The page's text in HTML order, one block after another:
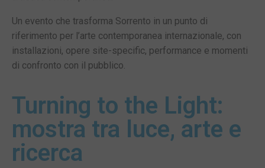
Un evento che trasforma Sorrento in un punto di
riferimento per l’arte contemporanea internazionale, con
installazioni, opere site-specific, performance e momenti
di confronto con il pubblico.
Turning to the Light:
mostra tra luce, arte e
ricerca